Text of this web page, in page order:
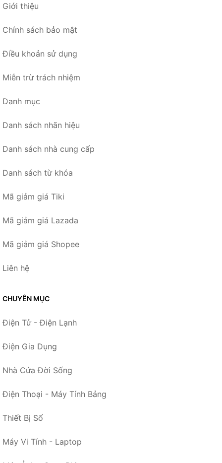
Giới thiệu
Chính sách bảo mật
Điều khoản sử dụng
Miễn trừ trách nhiệm
Danh mục
Danh sách nhãn hiệu
Danh sách nhà cung cấp
Danh sách từ khóa
Mã giảm giá Tiki
Mã giảm giá Lazada
Mã giảm giá Shopee
Liên hệ
CHUYÊN MỤC
Điện Tử - Điện Lạnh
Điện Gia Dụng
Nhà Cửa Đời Sống
Điện Thoại - Máy Tính Bảng
Thiết Bị Số
Máy Vi Tính - Laptop